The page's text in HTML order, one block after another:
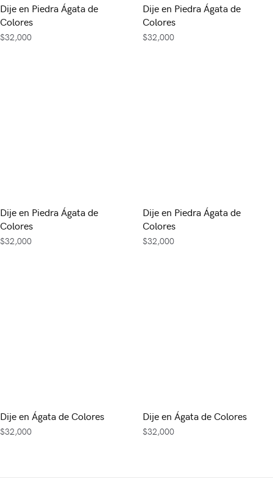
Dije en Piedra Ágata de
Colores
$32,000
Dije en Piedra Ágata de
Colores
$32,000
Dije en Piedra Ágata de
Colores
$32,000
Dije en Piedra Ágata de
Colores
$32,000
Dije en Ágata de Colores
$32,000
Dije en Ágata de Colores
$32,000